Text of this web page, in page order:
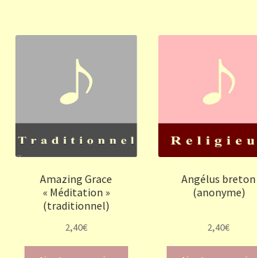
Amazing Grace
« Méditation »
(traditionnel)
2,40€
Angélus breton
(anonyme)
2,40€